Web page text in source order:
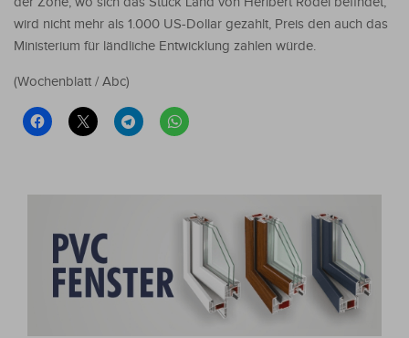
wird nicht mehr als 1.000 US-Dollar gezahlt, Preis den auch das
Ministerium für ländliche Entwicklung zahlen würde.
(Wochenblatt / Abc)